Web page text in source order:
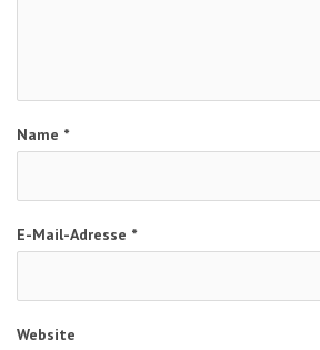
Name *
E-Mail-Adresse *
Website